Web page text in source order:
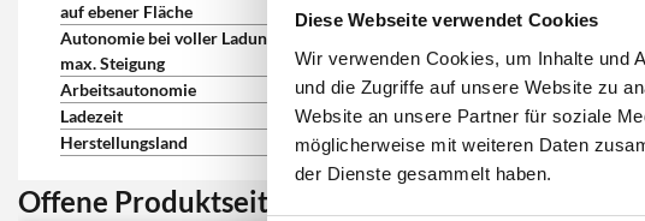
Diese Webseite verwendet Cookies
Wir verwenden Cookies, um Inhalte und
und die Zugriffe auf unsere Website zu
Website an unsere Partner für soziale
möglicherweise mit weiteren Daten
der Dienste gesammelt haben.
auf ebener Fläche
Autonomie bei voller Ladung
max. Steigung
Arbeitsautonomie
180 min
Ladezeit
180 min
Herstellungsland
CHN
Offene Produktseite: